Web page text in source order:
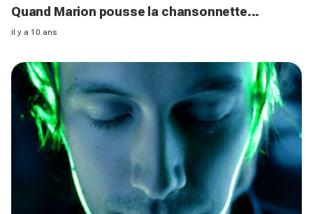
Quand Marion pousse la chansonnette...
il y a 10 ans